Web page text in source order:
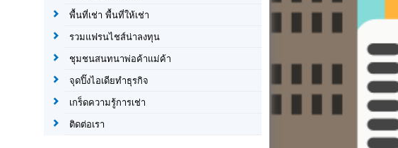
พื้นที่เช่า พื้นที่ให้เช่า
รวมแฟรนไชส์น่าลงทุน
ชุมชนสนทนาพ่อค้าแม่ค้า
จุดปิ๊งไอเดียทำธุรกิจ
เกร็ดความรู้การเช่า
ติดต่อเรา